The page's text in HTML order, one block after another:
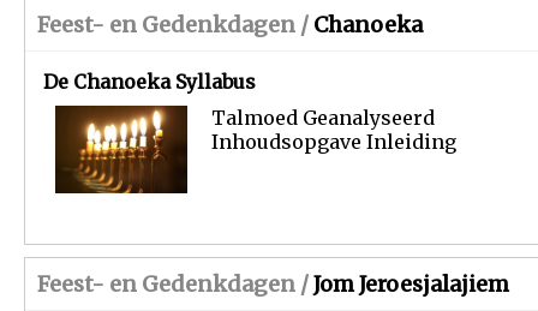
Feest- en Gedenkdagen / Chanoeka
De Chanoeka Syllabus
Talmoed Geanalyseerd
Inhoudsopgave Inleiding
Feest- en Gedenkdagen /Jom Jeroesjalajiem